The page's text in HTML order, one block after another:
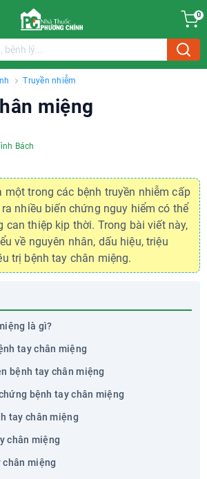
0
Truyền nhiễm
miệng
Bách
một trong các bệnh truyền nhiễm cấp
nhiều biến chứng nguy hiểm có thể
can thiệp kịp thời. Trong bài viết này,
về nguyên nhân, dấu hiệu, triệu
trị bệnh tay chân miệng.
là gì?
tay chân miệng
bệnh tay chân miệng
bệnh tay chân miệng
tay chân miệng
chân miệng
chân miệng